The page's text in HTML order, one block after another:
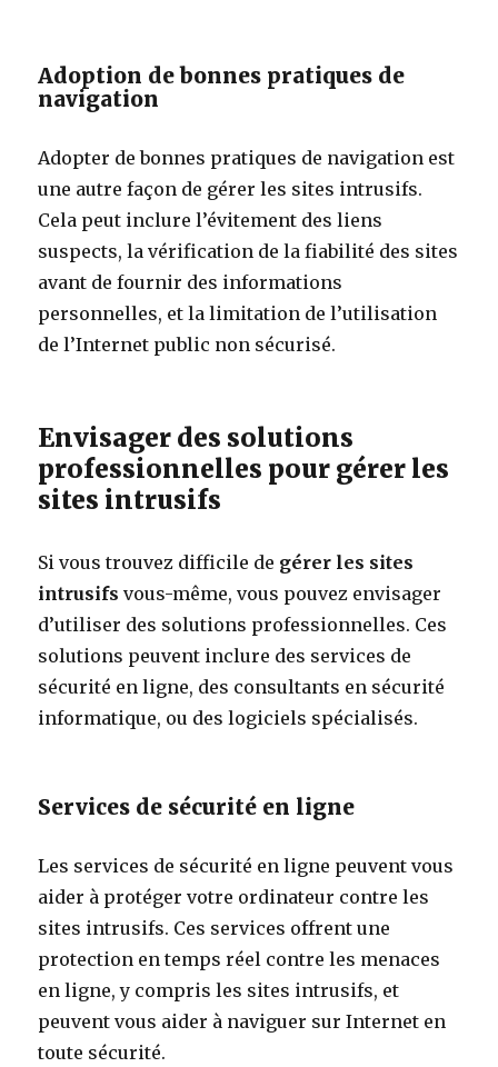
Adoption de bonnes pratiques de
navigation
Adopter de bonnes pratiques de navigation est
une autre façon de gérer les sites intrusifs.
Cela peut inclure l’évitement des liens
suspects, la vérification de la fiabilité des sites
avant de fournir des informations
personnelles, et la limitation de l’utilisation
de l’Internet public non sécurisé.
Envisager des solutions
professionnelles pour gérer les
sites intrusifs
Si vous trouvez difficile de gérer les sites
intrusifs vous-même, vous pouvez envisager
d’utiliser des solutions professionnelles. Ces
solutions peuvent inclure des services de
sécurité en ligne, des consultants en sécurité
informatique, ou des logiciels spécialisés.
Services de sécurité en ligne
Les services de sécurité en ligne peuvent vous
aider à protéger votre ordinateur contre les
sites intrusifs. Ces services offrent une
protection en temps réel contre les menaces
en ligne, y compris les sites intrusifs, et
peuvent vous aider à naviguer sur Internet en
toute sécurité.